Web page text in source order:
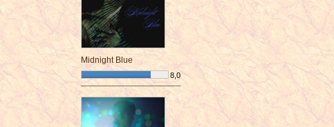
Midnight Blue
8,0
¯¯¯¯¯¯¯¯¯¯¯¯¯¯¯¯¯¯¯¯¯¯¯¯